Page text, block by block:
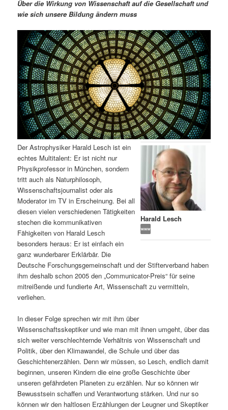
r
e
n
I
n
h
a
l
t
s
p
r
n
g
e
n
d
ä
r
e
n
I
n
h
a
l
t
s
r
i
n
g
n
a
a
t
i
o
n
Über die Wirkung von Wissenschaft auf die Gesellschaft und
wie sich unsere Bildung ändern muss
Harald Lesch
Der Astrophysiker Harald Lesch ist ein
echtes Multitalent: Er ist nicht nur
Physikprofessor in München, sondern
tritt auch als Naturphilosoph,
Wissenschaftsjournalist oder als
Moderator im TV in Erscheinung. Bei all
diesen vielen verschiedenen Tätigkeiten
stechen die kommunikativen
Fähigkeiten von Harald Lesch
besonders heraus: Er ist einfach ein
ganz wunderbarer Erklärbär. Die
Deutsche Forschungsgemeinschaft und der Stifterverband haben
ihm deshalb schon 2005 den „Communicator-Preis“ für seine
mitreißende und fundierte Art, Wissenschaft zu vermitteln,
verliehen.
In dieser Folge sprechen wir mit ihm über
Wissenschaftsskeptiker und wie man mit ihnen umgeht, über das
sich weiter verschlechternde Verhältnis von Wissenschaft und
Politik, über den Klimawandel, die Schule und über das
Geschichtenerzählen. Denn wir müssen, so Lesch, endlich damit
beginnen, unseren Kindern die eine große Geschichte über
unseren gefährdeten Planeten zu erzählen. Nur so können wir
Bewusstsein schaffen und Verantwortung stärken. Und nur so
können wir den haltlosen Erzählungen der Leugner und Skeptiker